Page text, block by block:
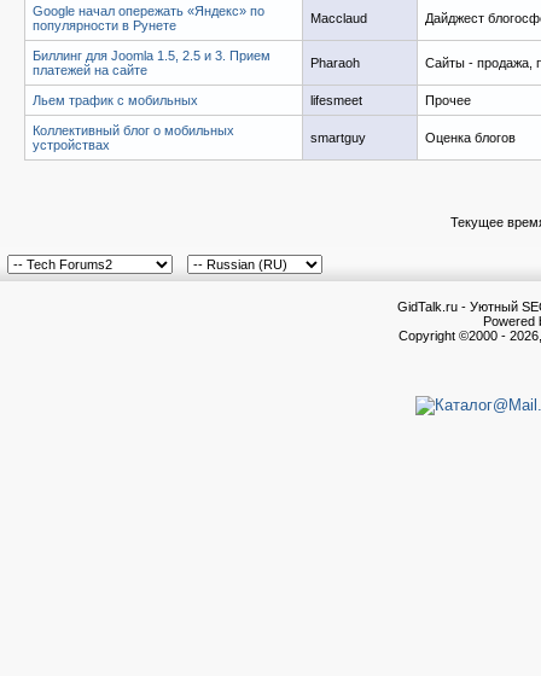
Google начал опережать «Яндекс» по
популярности в Рунете
Macclaud Дайджест
Биллинг для Joomla 1.5, 2.5 и 3. Прием
платежей на сайте
Pharaoh Сайты - продажа,
Льем трафик с мобильных lifesmeet Прочее
Коллективный блог о мобильных
устройствах
smartguy Оценка блогов
Текущее
GidTalk.ru - Уютный
Powered
Copyright ©2000 -